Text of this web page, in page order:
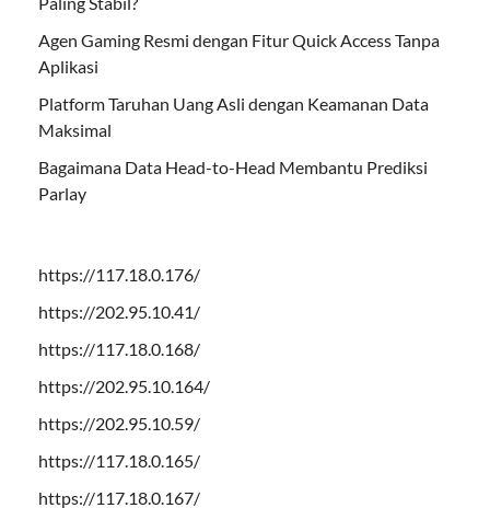
Agen Gaming Resmi dengan Fitur Quick Access Tanpa
Aplikasi
Platform Taruhan Uang Asli dengan Keamanan Data
Maksimal
Bagaimana Data Head-to-Head Membantu Prediksi
Parlay
https://117.18.0.176/
https://202.95.10.41/
https://117.18.0.168/
https://202.95.10.164/
https://202.95.10.59/
https://117.18.0.165/
https://117.18.0.167/